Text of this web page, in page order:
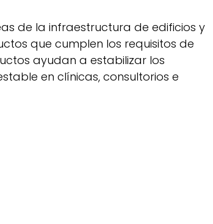
de la infraestructura de edificios y
que cumplen los requisitos de
ayudan a estabilizar los
en clínicas, consultorios e